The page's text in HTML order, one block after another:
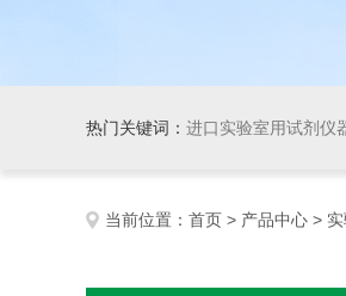
热门关键词： 进口实验室用试剂仪
当前位置： 首页 > 产品中心 >